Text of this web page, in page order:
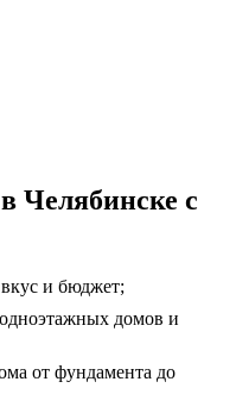
Челябинске с
и бюджет;
домов и
от фундамента до